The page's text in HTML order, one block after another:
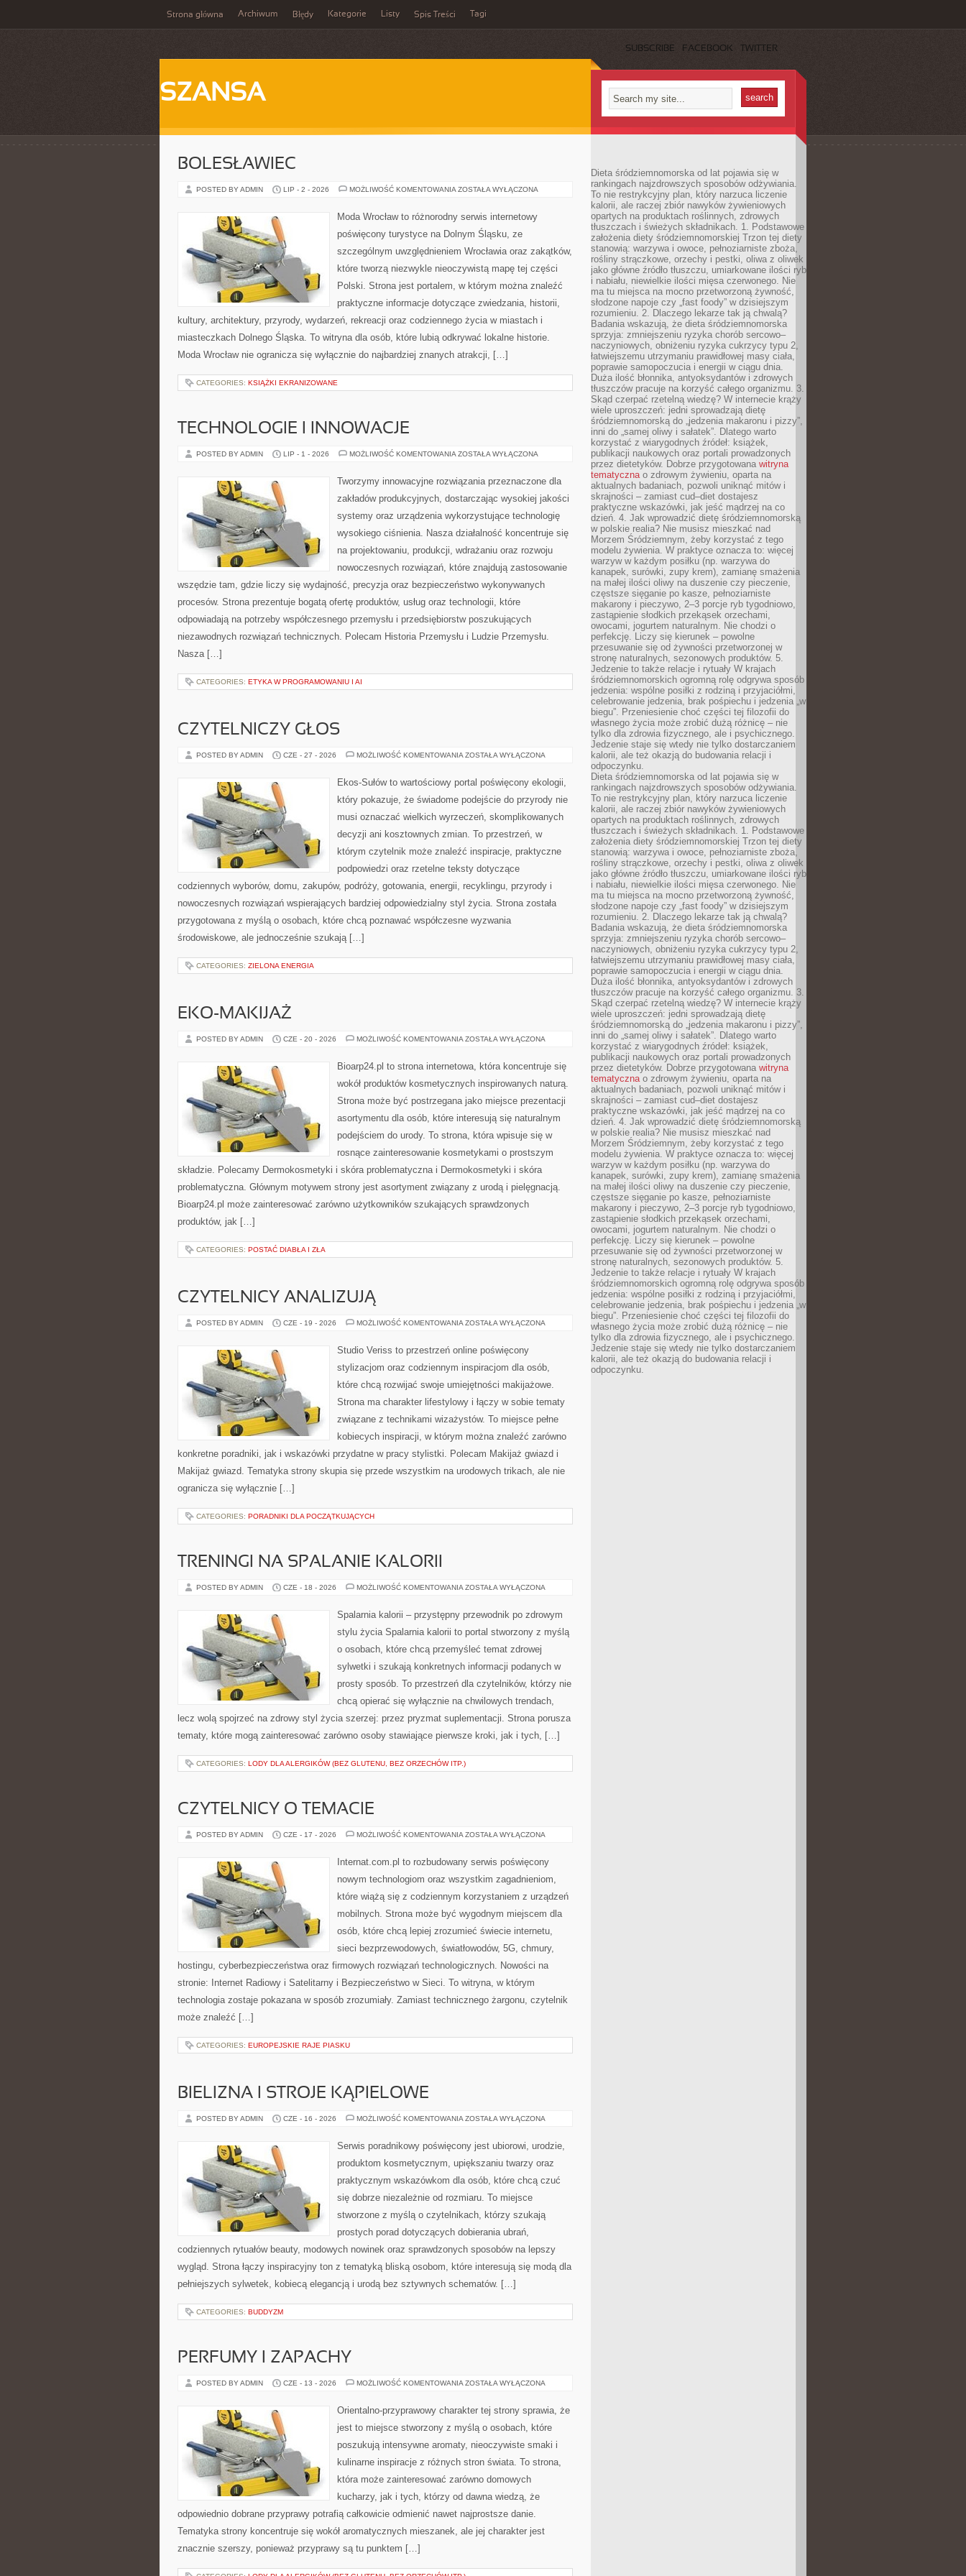
Strona główna Archiwum Błędy Kategorie Listy Spis Treści Tagi
SUBSCRIBE FACEBOOK TWITTER
SZANSA
BOLESŁAWIEC
POSTED BY ADMIN LIP - 2 - 2026 MOŻLIWOŚĆ KOMENTOWANIA BOLESŁAWIEC
ZOSTAŁA WYŁĄCZONA
Moda Wrocław to różnorodny serwis internetowy
poświęcony turystyce na Dolnym Śląsku, ze
szczególnym uwzględnieniem Wrocławia oraz zakątków,
które tworzą niezwykle nieoczywistą mapę tej części
Polski. Strona jest portalem, w którym można znaleźć
praktyczne informacje dotyczące zwiedzania, historii,
kultury, architektury, przyrody, wydarzeń, rekreacji oraz codziennego życia w miastach i
miasteczkach Dolnego Śląska. To witryna dla osób, które lubią odkrywać lokalne historie.
Moda Wrocław nie ogranicza się wyłącznie do najbardziej znanych atrakcji, […]
CATEGORIES: KSIĄŻKI EKRANIZOWANE
TECHNOLOGIE I INNOWACJE
POSTED BY ADMIN LIP - 1 - 2026 MOŻLIWOŚĆ KOMENTOWANIA TECHNOLOGIE
ZOSTAŁA WYŁĄCZONA
Tworzymy innowacyjne rozwiązania przeznaczone dla
zakładów produkcyjnych, dostarczając wysokiej jakości
systemy oraz urządzenia wykorzystujące technologię
wysokiego ciśnienia. Nasza działalność koncentruje się
na projektowaniu, produkcji, wdrażaniu oraz rozwoju
nowoczesnych rozwiązań, które znajdują zastosowanie
wszędzie tam, gdzie liczy się wydajność, precyzja oraz bezpieczeństwo wykonywanych
procesów. Strona prezentuje bogatą ofertę produktów, usług oraz technologii, które
odpowiadają na potrzeby współczesnego przemysłu i przedsiębiorstw poszukujących
niezawodnych rozwiązań technicznych. Polecam Historia Przemysłu i Ludzie Przemysłu.
Nasza […]
CATEGORIES: ETYKA W PROGRAMOWANIU I AI
CZYTELNICZY GŁOS
POSTED BY ADMIN CZE - 27 - 2026 MOŻLIWOŚĆ KOMENTOWANIA CZYTELNICZY
ZOSTAŁA WYŁĄCZONA
Ekos-Sułów to wartościowy portal poświęcony ekologii,
który pokazuje, że świadome podejście do przyrody nie
musi oznaczać wielkich wyrzeczeń, skomplikowanych
decyzji ani kosztownych zmian. To przestrzeń, w
którym czytelnik może znaleźć inspiracje, praktyczne
podpowiedzi oraz rzetelne teksty dotyczące
codziennych wyborów, domu, zakupów, podróży, gotowania, energii, recyklingu, przyrody i
nowoczesnych rozwiązań wspierających bardziej odpowiedzialny styl życia. Strona została
przygotowana z myślą o osobach, które chcą poznawać współczesne wyzwania
środowiskowe, ale jednocześnie szukają […]
CATEGORIES: ZIELONA ENERGIA
EKO-MAKIJAŻ
POSTED BY ADMIN CZE - 20 - 2026 MOŻLIWOŚĆ KOMENTOWANIA EKO-
ZOSTAŁA WYŁĄCZONA
Bioarp24.pl to strona internetowa, która koncentruje się
wokół produktów kosmetycznych inspirowanych naturą.
Strona może być postrzegana jako miejsce prezentacji
asortymentu dla osób, które interesują się naturalnym
podejściem do urody. To strona, która wpisuje się w
rosnące zainteresowanie kosmetykami o prostszym
składzie. Polecamy Dermokosmetyki i skóra problematyczna i Dermokosmetyki i skóra
problematyczna. Głównym motywem strony jest asortyment związany z urodą i pielęgnacją.
Bioarp24.pl może zainteresować zarówno użytkowników szukających sprawdzonych
produktów, jak […]
CATEGORIES: POSTAĆ DIABŁA I ZŁA
CZYTELNICY ANALIZUJĄ
POSTED BY ADMIN CZE - 19 - 2026 MOŻLIWOŚĆ KOMENTOWANIA CZYTELNICY
ZOSTAŁA WYŁĄCZONA
Studio Veriss to przestrzeń online poświęcony
stylizacjom oraz codziennym inspiracjom dla osób,
które chcą rozwijać swoje umiejętności makijażowe.
Strona ma charakter lifestylowy i łączy w sobie tematy
związane z technikami wizażystów. To miejsce pełne
kobiecych inspiracji, w którym można znaleźć zarówno
konkretne poradniki, jak i wskazówki przydatne w pracy stylistki. Polecam Makijaż gwiazd i
Makijaż gwiazd. Tematyka strony skupia się przede wszystkim na urodowych trikach, ale nie
ogranicza się wyłącznie […]
CATEGORIES: PORADNIKI DLA POCZĄTKUJĄCYCH
TRENINGI NA SPALANIE KALORII
POSTED BY ADMIN CZE - 18 - 2026 MOŻLIWOŚĆ KOMENTOWANIA TRENINGI
ZOSTAŁA WYŁĄCZONA
Spalarnia kalorii – przystępny przewodnik po zdrowym
stylu życia Spalarnia kalorii to portal stworzony z myślą
o osobach, które chcą przemyśleć temat zdrowej
sylwetki i szukają konkretnych informacji podanych w
prosty sposób. To przestrzeń dla czytelników, którzy nie
chcą opierać się wyłącznie na chwilowych trendach,
lecz wolą spojrzeć na zdrowy styl życia szerzej: przez pryzmat suplementacji. Strona porusza
tematy, które mogą zainteresować zarówno osoby stawiające pierwsze kroki, jak i tych, […]
CATEGORIES: LODY DLA ALERGIKÓW (BEZ GLUTENU, BEZ ORZECHÓW ITP.)
CZYTELNICY O TEMACIE
POSTED BY ADMIN CZE - 17 - 2026 MOŻLIWOŚĆ KOMENTOWANIA CZYTELNICY
ZOSTAŁA WYŁĄCZONA
Internat.com.pl to rozbudowany serwis poświęcony
nowym technologiom oraz wszystkim zagadnieniom,
które wiążą się z codziennym korzystaniem z urządzeń
mobilnych. Strona może być wygodnym miejscem dla
osób, które chcą lepiej zrozumieć świecie internetu,
sieci bezprzewodowych, światłowodów, 5G, chmury,
hostingu, cyberbezpieczeństwa oraz firmowych rozwiązań technologicznych. Nowości na
stronie: Internet Radiowy i Satelitarny i Bezpieczeństwo w Sieci. To witryna, w którym
technologia zostaje pokazana w sposób zrozumiały. Zamiast technicznego żargonu, czytelnik
może znaleźć […]
CATEGORIES: EUROPEJSKIE RAJE PIASKU
BIELIZNA I STROJE KĄPIELOWE
POSTED BY ADMIN CZE - 16 - 2026 MOŻLIWOŚĆ KOMENTOWANIA BIELIZNA
KĄPIELOWE
ZOSTAŁA WYŁĄCZONA
Serwis poradnikowy poświęcony jest ubiorowi, urodzie,
produktom kosmetycznym, upiększaniu twarzy oraz
praktycznym wskazówkom dla osób, które chcą czuć
się dobrze niezależnie od rozmiaru. To miejsce
stworzone z myślą o czytelnikach, którzy szukają
prostych porad dotyczących dobierania ubrań,
codziennych rytuałów beauty, modowych nowinek oraz sprawdzonych sposobów na lepszy
wygląd. Strona łączy inspiracyjny ton z tematyką bliską osobom, które interesują się modą dla
pełniejszych sylwetek, kobiecą elegancją i urodą bez sztywnych schematów. […]
CATEGORIES: BUDDYZM
PERFUMY I ZAPACHY
POSTED BY ADMIN CZE - 13 - 2026 MOŻLIWOŚĆ KOMENTOWANIA PERFUMY
ZOSTAŁA WYŁĄCZONA
Orientalno-przyprawowy charakter tej strony sprawia, że
jest to miejsce stworzony z myślą o osobach, które
poszukują intensywne aromaty, nieoczywiste smaki i
kulinarne inspiracje z różnych stron świata. To strona,
która może zainteresować zarówno domowych
kucharzy, jak i tych, którzy od dawna wiedzą, że
odpowiednio dobrane przyprawy potrafią całkowicie odmienić nawet najprostsze danie.
Tematyka strony koncentruje się wokół aromatycznych mieszanek, ale jej charakter jest
znacznie szerszy, ponieważ przyprawy są tu punktem […]
Dieta śródziemnomorska od lat pojawia się w
rankingach najzdrowszych sposobów odżywiania.
To nie restrykcyjny plan, który narzuca liczenie
kalorii, ale raczej zbiór nawyków żywieniowych
opartych na produktach roślinnych, zdrowych
tłuszczach i świeżych składnikach. 1. Podstawowe
założenia diety śródziemnomorskiej Trzon tej diety
stanowią: warzywa i owoce, pełnoziarniste zboża,
rośliny strączkowe, orzechy i pestki, oliwa z oliwek
jako główne źródło tłuszczu, umiarkowane ilości ryb
i nabiału, niewielkie ilości mięsa czerwonego. Nie
ma tu miejsca na mocno przetworzoną żywność,
słodzone napoje czy „fast foody” w dzisiejszym
rozumieniu. 2. Dlaczego lekarze tak ją chwalą?
Badania wskazują, że dieta śródziemnomorska
sprzyja: zmniejszeniu ryzyka chorób sercowo–
naczyniowych, obniżeniu ryzyka cukrzycy typu 2,
łatwiejszemu utrzymaniu prawidłowej masy ciała,
poprawie samopoczucia i energii w ciągu dnia.
Duża ilość błonnika, antyoksydantów i zdrowych
tłuszczów pracuje na korzyść całego organizmu. 3.
Skąd czerpać rzetelną wiedzę? W internecie krąży
wiele uproszczeń: jedni sprowadzają dietę
śródziemnomorską do „jedzenia makaronu i pizzy”,
inni do „samej oliwy i sałatek”. Dlatego warto
korzystać z wiarygodnych źródeł: książek,
publikacji naukowych oraz portali prowadzonych
przez dietetyków. Dobrze przygotowana witryna
tematycznao zdrowym żywieniu, oparta na
aktualnych badaniach, pozwoli uniknąć mitów i
skrajności – zamiast cud–diet dostajesz
praktyczne wskazówki, jak jeść mądrzej na co
dzień. 4. Jak wprowadzić dietę śródziemnomorską
w polskie realia? Nie musisz mieszkać nad
Morzem Śródziemnym, żeby korzystać z tego
modelu żywienia. W praktyce oznacza to: więcej
warzyw w każdym posiłku (np. warzywa do
kanapek, surówki, zupy krem), zamianę smażenia
na małej ilości oliwy na duszenie czy pieczenie,
częstsze sięganie po kasze, pełnoziarniste
makarony i pieczywo, 2–3 porcje ryb tygodniowo,
zastąpienie słodkich przekąsek orzechami,
owocami, jogurtem naturalnym. Nie chodzi o
perfekcję. Liczy się kierunek – powolne
przesuwanie się od żywności przetworzonej w
stronę naturalnych, sezonowych produktów. 5.
Jedzenie to także relacje i rytuały W krajach
śródziemnomorskich ogromną rolę odgrywa sposób
jedzenia: wspólne posiłki z rodziną i przyjaciółmi,
celebrowanie jedzenia, brak pośpiechu i jedzenia „w
biegu”. Przeniesienie choć części tej filozofii do
własnego życia może zrobić dużą różnicę – nie
tylko dla zdrowia fizycznego, ale i psychicznego.
Jedzenie staje się wtedy nie tylko dostarczaniem
kalorii, ale też okazją do budowania relacji i
odpoczynku.
Dieta śródziemnomorska od lat pojawia się w
rankingach najzdrowszych sposobów odżywiania.
To nie restrykcyjny plan, który narzuca liczenie
kalorii, ale raczej zbiór nawyków żywieniowych
opartych na produktach roślinnych, zdrowych
tłuszczach i świeżych składnikach. 1. Podstawowe
założenia diety śródziemnomorskiej Trzon tej diety
stanowią: warzywa i owoce, pełnoziarniste zboża,
rośliny strączkowe, orzechy i pestki, oliwa z oliwek
jako główne źródło tłuszczu, umiarkowane ilości ryb
i nabiału, niewielkie ilości mięsa czerwonego. Nie
ma tu miejsca na mocno przetworzoną żywność,
słodzone napoje czy „fast foody” w dzisiejszym
rozumieniu. 2. Dlaczego lekarze tak ją chwalą?
Badania wskazują, że dieta śródziemnomorska
sprzyja: zmniejszeniu ryzyka chorób sercowo–
naczyniowych, obniżeniu ryzyka cukrzycy typu 2,
łatwiejszemu utrzymaniu prawidłowej masy ciała,
poprawie samopoczucia i energii w ciągu dnia.
Duża ilość błonnika, antyoksydantów i zdrowych
tłuszczów pracuje na korzyść całego organizmu. 3.
Skąd czerpać rzetelną wiedzę? W internecie krąży
wiele uproszczeń: jedni sprowadzają dietę
śródziemnomorską do „jedzenia makaronu i pizzy”,
inni do „samej oliwy i sałatek”. Dlatego warto
korzystać z wiarygodnych źródeł: książek,
publikacji naukowych oraz portali prowadzonych
przez dietetyków. Dobrze przygotowana witryna
tematycznao zdrowym żywieniu, oparta na
aktualnych badaniach, pozwoli uniknąć mitów i
skrajności – zamiast cud–diet dostajesz
praktyczne wskazówki, jak jeść mądrzej na co
dzień. 4. Jak wprowadzić dietę śródziemnomorską
w polskie realia? Nie musisz mieszkać nad
Morzem Śródziemnym, żeby korzystać z tego
modelu żywienia. W praktyce oznacza to: więcej
warzyw w każdym posiłku (np. warzywa do
kanapek, surówki, zupy krem), zamianę smażenia
na małej ilości oliwy na duszenie czy pieczenie,
częstsze sięganie po kasze, pełnoziarniste
makarony i pieczywo, 2–3 porcje ryb tygodniowo,
zastąpienie słodkich przekąsek orzechami,
owocami, jogurtem naturalnym. Nie chodzi o
perfekcję. Liczy się kierunek – powolne
przesuwanie się od żywności przetworzonej w
stronę naturalnych, sezonowych produktów. 5.
Jedzenie to także relacje i rytuały W krajach
śródziemnomorskich ogromną rolę odgrywa sposób
jedzenia: wspólne posiłki z rodziną i przyjaciółmi,
celebrowanie jedzenia, brak pośpiechu i jedzenia „w
biegu”. Przeniesienie choć części tej filozofii do
własnego życia może zrobić dużą różnicę – nie
tylko dla zdrowia fizycznego, ale i psychicznego.
Jedzenie staje się wtedy nie tylko dostarczaniem
kalorii, ale też okazją do budowania relacji i
odpoczynku.